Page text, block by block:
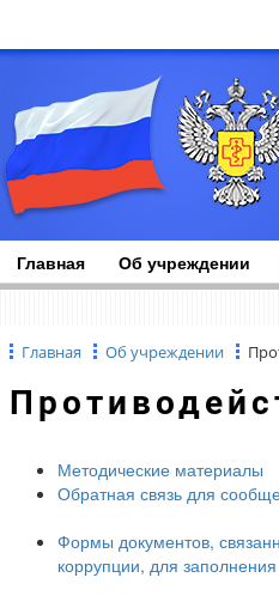
Главная Об учреждении
Главная Об учреждении
Методические материалы
Обратная связь для
Формы документов,
коррупции, для заполнения